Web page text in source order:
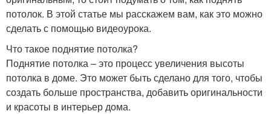
потолок. В этой статье мы расскажем вам, как это можно
сделать с помощью видеоурока.
Что такое поднятие потолка?
Поднятие потолка – это процесс увеличения высоты
потолка в доме. Это может быть сделано для того, чтобы
создать больше пространства, добавить оригинальности
и красоты в интерьер дома.